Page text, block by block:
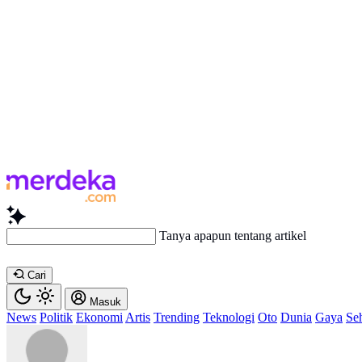
Tanya apapun tentang artikel ini...
Cari
Masuk
News Politik Ekonomi Artis Trending Teknologi Oto Dunia Gaya